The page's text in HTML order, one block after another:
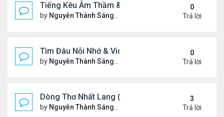
Tiếng Kêu Âm Thầm & Video YouTube Ngâm Nga
by Nguyễn Thành Sáng Thứ 4 Tháng 2 12, 2025 7:59
0
Trả lời
Tìm Đâu Nỗi Nhớ & Video YouTube Ngâm Nga Bài
by Nguyễn Thành Sáng Chủ nhật Tháng 2 09, 2025
0
Trả lời
Dòng Thơ Nhất Lang (Nguyễn Thành Sáng) - 1
by Nguyễn Thành Sáng Thứ 7 Tháng 2 01, 2025 10:34
3
Trả lời